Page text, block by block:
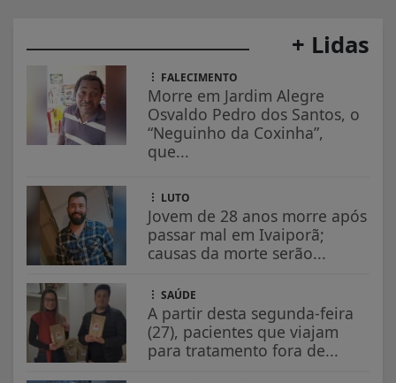
+ Lidas
FALECIMENTO
Morre em Jardim Alegre
Osvaldo Pedro dos Santos, o
“Neguinho da Coxinha”,
que...
LUTO
Jovem de 28 anos morre após
passar mal em Ivaiporã;
causas da morte serão...
SAÚDE
A partir desta segunda-feira
(27), pacientes que viajam
para tratamento fora de...